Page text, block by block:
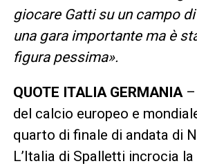
giocare Gatti su un campo
una gara importante ma è
figura pessima».
QUOTE ITALIA GERMANIA
del calcio europeo e
quarto di finale di andata di
L’Italia di Spalletti incrocia la